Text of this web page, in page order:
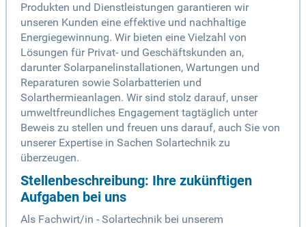
Produkten und Dienstleistungen garantieren wir
unseren Kunden eine effektive und nachhaltige
Energiegewinnung. Wir bieten eine Vielzahl von
Lösungen für Privat- und Geschäftskunden an,
darunter Solarpanelinstallationen, Wartungen und
Reparaturen sowie Solarbatterien und
Solarthermieanlagen. Wir sind stolz darauf, unser
umweltfreundliches Engagement tagtäglich unter
Beweis zu stellen und freuen uns darauf, auch Sie von
unserer Expertise in Sachen Solartechnik zu
überzeugen.
Stellenbeschreibung: Ihre zukünftigen
Aufgaben bei uns
Als Fachwirt/in - Solartechnik bei unserem